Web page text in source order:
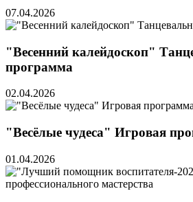
07.04.2026
"Весенний калейдоскоп"
программа
02.04.2026
"Весёлые чудеса" Игровая
01.04.2026